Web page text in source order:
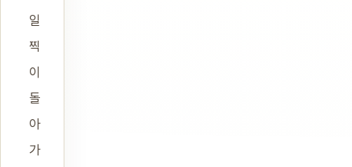
일
찍
이
돌
아
가